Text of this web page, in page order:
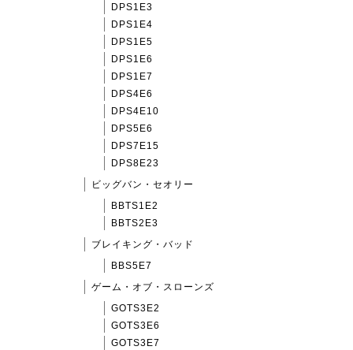
DPS1E3
DPS1E4
DPS1E5
DPS1E6
DPS1E7
DPS4E6
DPS4E10
DPS5E6
DPS7E15
DPS8E23
ビッグバン・セオリー
BBTS1E2
BBTS2E3
ブレイキング・バッド
BBS5E7
ゲーム・オブ・スローンズ
GOTS3E2
GOTS3E6
GOTS3E7